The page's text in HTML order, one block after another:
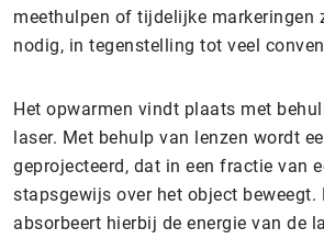
meethulpen of tijdelijke markeringen
nodig, in tegenstelling tot veel
Het opwarmen vindt plaats met
laser. Met behulp van lenzen wordt
geprojecteerd, dat in een fractie van
stapsgewijs over het object beweegt.
absorbeert hierbij de energie van de